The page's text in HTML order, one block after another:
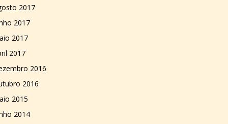
2017
2017
2017
2017
2016
2016
2015
2014